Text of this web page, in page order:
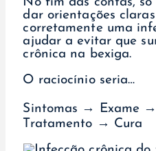
No fim das contas, só
dar orientações
corretamente uma
ajudar a evitar que
crônica na bexiga.
O raciocínio seria…
Sintomas → Exame
Tratamento → Cura